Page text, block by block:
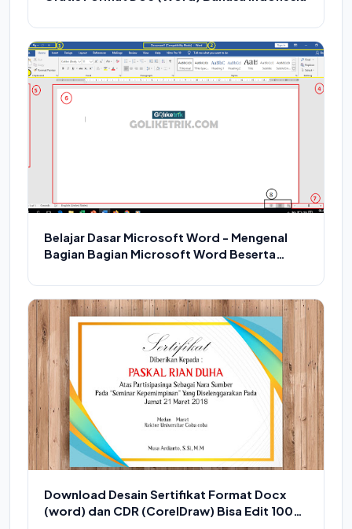
Belajar Dasar Microsoft Word - Mengenal
Bagian Bagian Microsoft Word Beserta
Download Desain Sertifikat Format Docx
(word) dan CDR (CorelDraw) Bisa Edit 100%